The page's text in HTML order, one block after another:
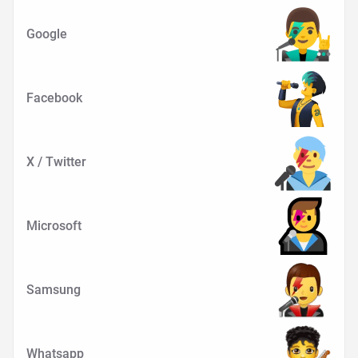
Google
Facebook
X / Twitter
Microsoft
Samsung
Whatsapp